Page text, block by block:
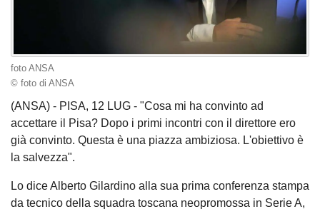
foto ANSA
© foto di ANSA
(ANSA) - PISA, 12 LUG - "Cosa mi ha convinto ad
accettare il Pisa? Dopo i primi incontri con il direttore ero
già convinto. Questa è una piazza ambiziosa. L'obiettivo è
la salvezza".
Lo dice Alberto Gilardino alla sua prima conferenza stampa
da tecnico della squadra toscana neopromossa in Serie A,